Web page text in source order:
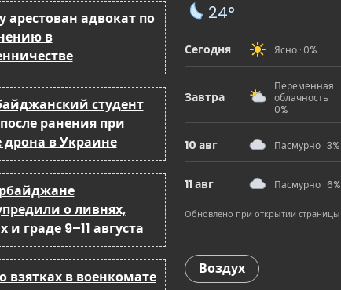
арестован адвокат по
в
студент
ранения при
дрона в Украине
о ливнях,
и граде 9–11 августа
взятках в военкомате
24°
Сегодня Ясно · 0%
Завтра
Переменная
облачность ·
0%
10 авг Пасмурно · 3%
11 авг Пасмурно · 6%
Обновлено при открытии страницы
Воздух